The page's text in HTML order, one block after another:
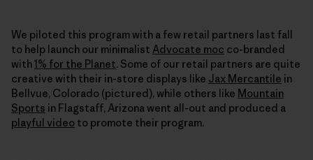
We piloted this program with a few retail partners last fall
to help launch our minimalist Advocate moc co-branded
with1% for the Planet. Some of our retail partners are quite
creative with their in-store displays like Jax Mercantile in
Bellvue, Colorado (pictured), while others like Mountain
Sports in Flagstaff, Arizona went all-out and produced a
playful video to promote their program.